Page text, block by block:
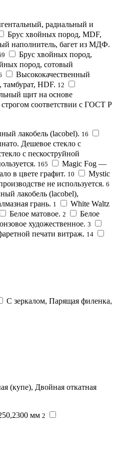
радиальный и
Брус хвойных пород, MDF,
наполнитель, багет из МДФ.
Брус хвойных пород,
пород, сотовый
Высококачественный
HDF. 12
щит на основе
соответствии с ГОСТ Р
лакобель (lacobel). 16
Дешевое стекло с
с пескоструйной
165
Magic Fog —
в цвете графит. 10
Mystic
не используется. 6
лакобель (lacobel),
грань. 1
White Waltz
Белое матовое. 2
Белое
художественное. 3
печати витраж. 14
С зеркалом, Парящая филенка,
(купе), Двойная откатная
мм 2